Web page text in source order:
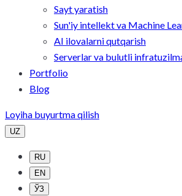
Sayt yaratish
Sun'iy intellekt va Machine
AI ilovalarni qutqarish
Serverlar va bulutli
Portfolio
Blog
Loyiha buyurtma qilish
UZ
RU
EN
ЎЗ